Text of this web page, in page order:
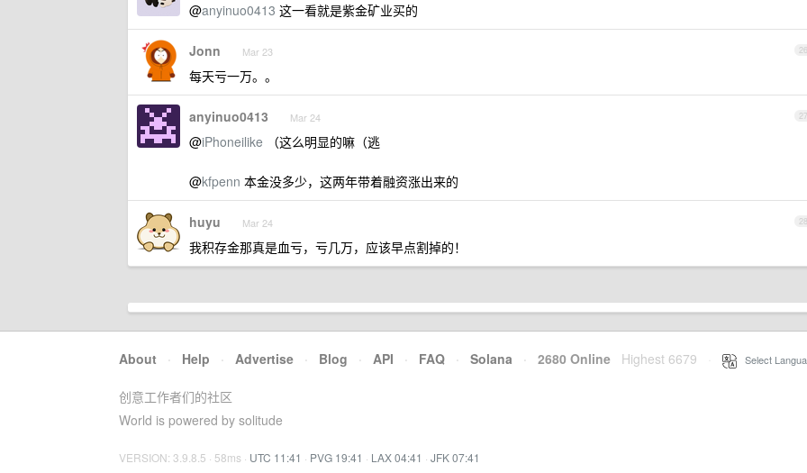
@anyinuo0413 这一看就是紫金矿业买的
26
Jonn Mar 23
每天亏一万。。
27
anyinuo0413 Mar 24
@iPhoneilike （这么明显的嘛（逃
@kfpenn 本金没多少，这两年带着融资涨出来的
28
huyu Mar 24
我积存金那真是血亏，亏几万，应该早点割掉的！
About · Help · Advertise · Blog · API · FAQ · Solana · 2680 Online Highest 6679 Select
创意工作者们的社区
World is powered by solitude
VERSION: 3.9.8.5 · 58ms · UTC 11:41 · PVG 19:41 · LAX 04:41 · JFK 07:41